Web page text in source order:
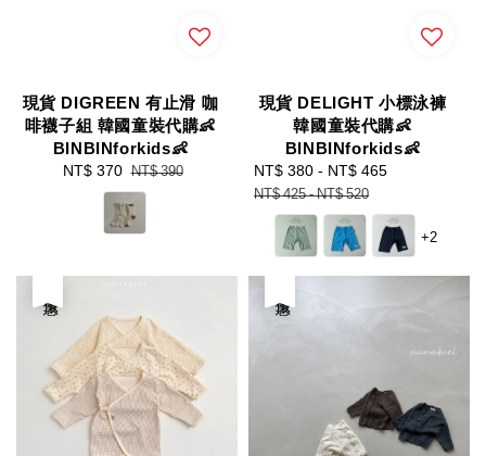
現貨 DIGREEN 有止滑 咖
啡襪子組 韓國童裝代購👶
BINBINforkids👶
Sale
NT$ 370 Regular
price
NT$ 390
現貨 DELIGHT 小標泳褲
韓國童裝代購👶
BINBINforkids👶
Sale
price
NT$ 380 - NT$ 465
NT$ 425-NT$ 520
+2